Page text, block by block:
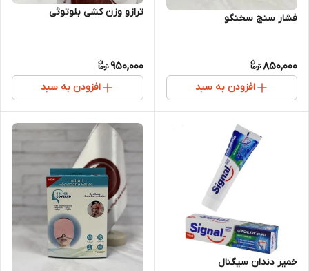
فشار سنج سخنگو
850,000
افزودن به سبد
ترازو وزن کشی بلوتوثی
950,000
افزودن به سبد
خمیر دندان سیگنال